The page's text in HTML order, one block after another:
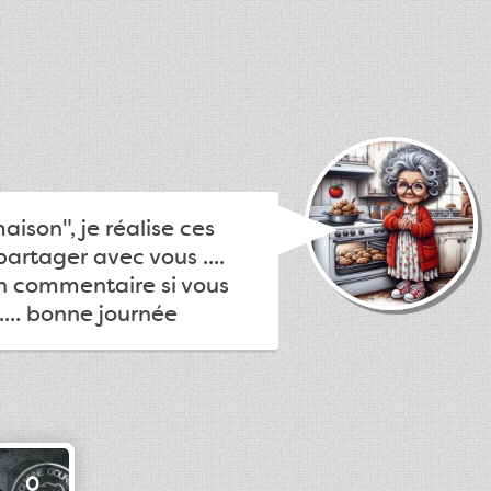
je réalise ces
avec vous ....
commentaire si vous
bonne journée
0